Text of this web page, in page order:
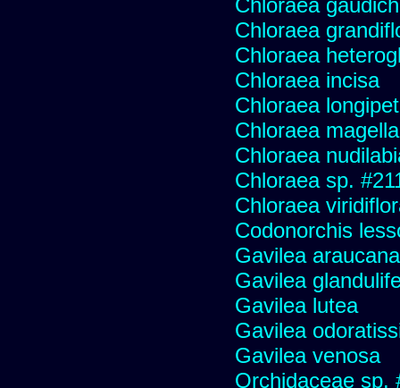
Chloraea
Chloraea
Chloraea
Chloraea incisa
Chloraea
Chloraea
Chloraea
Chloraea sp.
Chloraea
Codonorchis
Gavilea araucana
Gavilea
Gavilea lutea
Gavilea
Gavilea venosa
Orchidaceae sp.